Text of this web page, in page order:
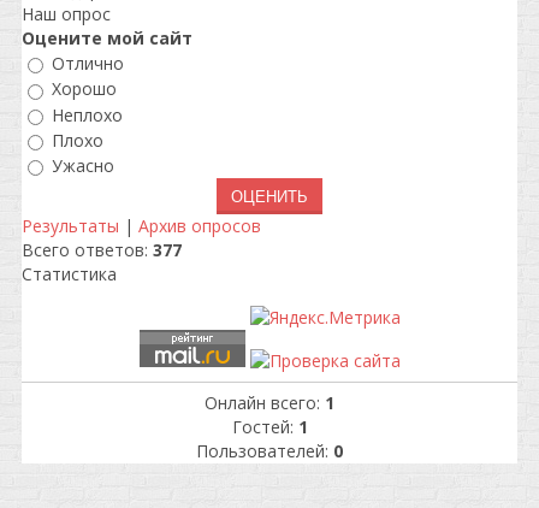
Наш опрос
Оцените мой сайт
Отлично
Хорошо
Неплохо
Плохо
Ужасно
Результаты | Архив опросов
Всего ответов: 377
Статистика
Онлайн всего: 1
Гостей: 1
Пользователей: 0